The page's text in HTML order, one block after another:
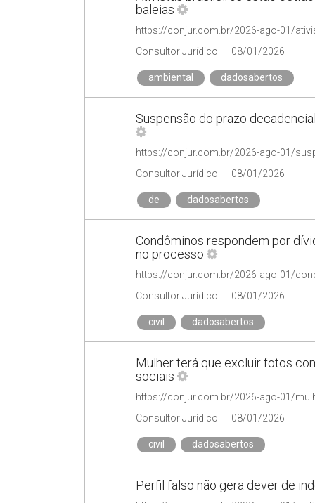
baleias
Consultor Jurídico 08/01/2026
ambiental dadosabertos
Suspensão do prazo
Consultor Jurídico 08/01/2026
de dadosabertos
Condôminos respondem por
no processo
Consultor Jurídico 08/01/2026
civil dadosabertos
Mulher terá que excluir fotos
sociais
Consultor Jurídico 08/01/2026
civil dadosabertos
Perfil falso não gera dever de